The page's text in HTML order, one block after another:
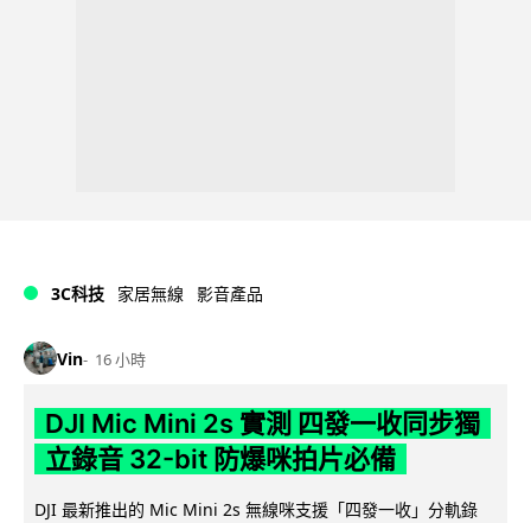
3C科技 家居無線 影音產品
Vin 16 小時
DJI Mic Mini 2s 實測 四發一收同步獨
立錄音 32-bit 防爆咪拍片必備
DJI 最新推出的 Mic Mini 2s 無線咪支援「四發一收」分軌錄